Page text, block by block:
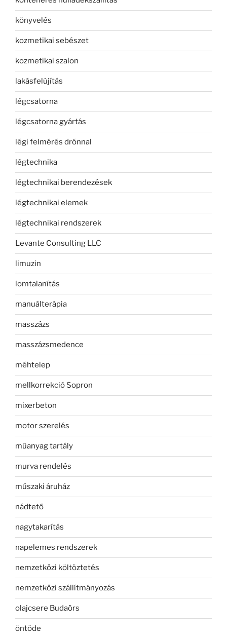
könyvelés
kozmetikai sebészet
kozmetikai szalon
lakásfelújítás
légcsatorna
légcsatorna gyártás
légi felmérés drónnal
légtechnika
légtechnikai berendezések
légtechnikai elemek
légtechnikai rendszerek
Levante Consulting LLC
limuzin
lomtalanítás
manuálterápia
masszázs
masszázsmedence
méhtelep
mellkorrekció Sopron
mixerbeton
motor szerelés
műanyag tartály
murva rendelés
műszaki áruház
nádtető
nagytakarítás
napelemes rendszerek
nemzetközi költöztetés
nemzetközi szállítmányozás
olajcsere Budaörs
öntöde